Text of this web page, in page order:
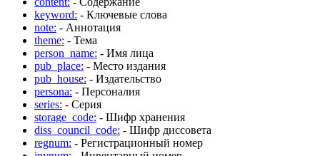
keyword: - Ключевые слова
note: - Аннотация
theme: - Тема
person_name: - Имя лица
pub_place: - Место издания
pub_house: - Издательство
persona: - Персоналия
series: - Серия
storage_code: - Шифр хранения
diss_council_code: - Шифр диссовета
regnum: - Регистрационный номер